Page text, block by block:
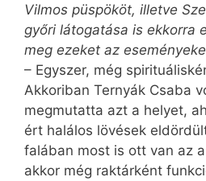
Vilmos püspököt, illetve
győri látogatása is ekkorra
meg ezeket az
– Egyszer, még
Akkoriban Ternyák Csaba
megmutatta azt a helyet,
ért halálos lövések
falában most is ott van az
akkor még raktárként